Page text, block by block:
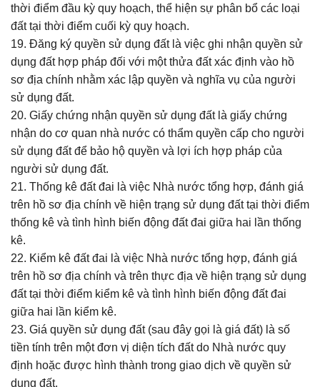
thời điểm đầu kỳ quy hoạch, thể hiện sự phân bổ các loại
đất tại thời điểm cuối kỳ quy hoạch.
19. Đăng ký quyền sử dụng đất là việc ghi nhận quyền sử
dụng đất hợp pháp đối với một thửa đất xác định vào hồ
sơ địa chính nhằm xác lập quyền và nghĩa vụ của người
sử dụng đất.
20. Giấy chứng nhận quyền sử dụng đất là giấy chứng
nhận do cơ quan nhà nước có thẩm quyền cấp cho người
sử dụng đất để bảo hộ quyền và lợi ích hợp pháp của
người sử dụng đất.
21. Thống kê đất đai là việc Nhà nước tổng hợp, đánh giá
trên hồ sơ địa chính về hiện trạng sử dụng đất tại thời điểm
thống kê và tình hình biến động đất đai giữa hai lần thống
kê.
22. Kiểm kê đất đai là việc Nhà nước tổng hợp, đánh giá
trên hồ sơ địa chính và trên thực địa về hiện trạng sử dụng
đất tại thời điểm kiểm kê và tình hình biến động đất đai
giữa hai lần kiểm kê.
23. Giá quyền sử dụng đất (sau đây gọi là giá đất) là số
tiền tính trên một đơn vị diện tích đất do Nhà nước quy
định hoặc được hình thành trong giao dịch về quyền sử
dụng đất.